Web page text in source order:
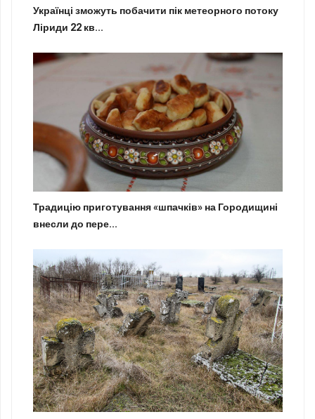
Українці зможуть побачити пік метеорного потоку
Ліриди 22 кв...
Традицію приготування «шпачків» на Городищині
внесли до пере...